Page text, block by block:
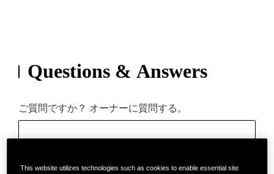
Questions & Answers
ご質問ですか？ オーナーに質問する。
This website utilizes technologies such as cookies to enable essential site